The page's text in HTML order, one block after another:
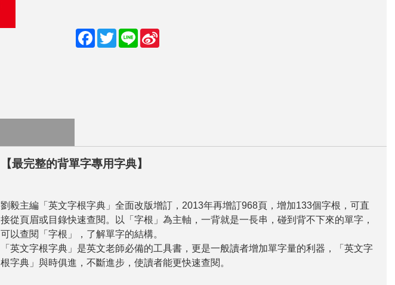
F
a
T
w
L
i
i
o
【最完整的背單字專用字典】
劉毅主編「英文字根字典」全面改版增訂，2013年再增訂968頁，增加133個字根，可直
接從頁眉或目錄快速查閱。以「字根」為主軸，一背就是一長串，碰到背不下來的單字，
可以查閱「字根」，了解單字的結構。
「英文字根字典」是英文老師必備的工具書，更是一般讀者增加單字量的利器，「英文字
根字典」與時俱進，不斷進步，使讀者能更快速查閱。